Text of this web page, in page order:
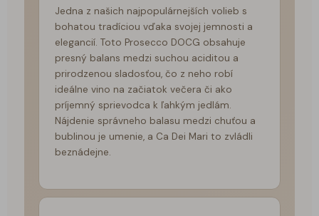
Jedna z našich najpopulárnejších volieb s
bohatou tradíciou vďaka svojej jemnosti a
elegancií. Toto Prosecco DOCG obsahuje
presný balans medzi suchou aciditou a
prirodzenou sladosťou, čo z neho robí
ideálne vino na začiatok večera či ako
príjemný sprievodca k ľahkým jedlám.
Nájdenie správneho balasu medzi chuťou a
bublinou je umenie, a Ca Dei Mari to zvládli
beznádejne.